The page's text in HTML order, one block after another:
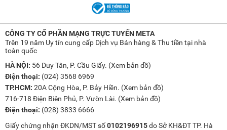
CÔNG TY CỔ PHẦN MẠNG TRỰC TUYẾN META
Trên 19 năm Uy tín cung cấp Dịch vụ Bán hàng & Thu tiền tại nhà
toàn quốc
HÀ NỘI: 56 Duy Tân, P. Cầu Giấy. (Xem bản đồ)
Điện thoại: (024) 3568 6969
TP.HCM: 20A Cộng Hòa, P. Bảy Hiền. (Xem bản đồ)
716-718 Điện Biên Phủ, P. Vườn Lài. (Xem bản đồ)
Điện thoại: (028) 3833 6666
Giấy chứng nhận ĐKDN/MST số0102196915do Sở KH&ĐT TP. Hà